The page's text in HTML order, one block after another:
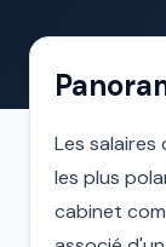
Les
les plus
cabinet